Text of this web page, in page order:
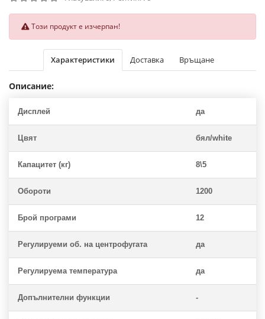
Този продукт е изчерпан!
Характеристики Доставка Връщане
Описание:
Дисплей да
Цвят бял/white
Капацитет (кг) 8\5
Обороти 1200
Брой програми 12
Регулируеми об. на центрофугата да
Регулируема температура да
Допълнителни функции -